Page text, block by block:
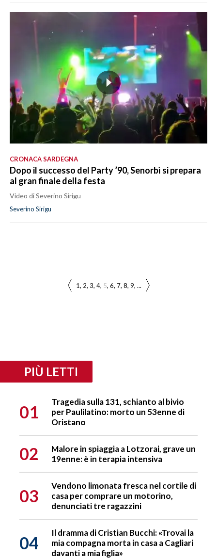
CRONACA SARDEGNA
Dopo il successo del Party ’90, Senorbì si prepara
al gran finale della festa
Video di Severino Sirigu
Severino Sirigu
1 2 3 4 5 6 7 8 9 ...
PIÙ LETTI
01
Tragedia sulla 131, schianto al bivio
per Paulilatino: morto un 53enne di
Oristano
02
Malore in spiaggia a Lotzorai, grave un
19enne: è in terapia intensiva
03
Vendono limonata fresca nel cortile di
casa per comprare un motorino,
denunciati tre ragazzini
04
Il dramma di Cristian Bucchi: «Trovai la
mia compagna morta in casa a Cagliari
davanti a mia figlia»